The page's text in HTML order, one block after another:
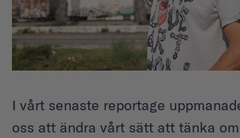
I vårt senaste reportage
oss att ändra vårt sätt att tänka